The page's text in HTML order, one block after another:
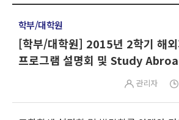
학부/대학원
[학부/대학원] 2015년 2학기 해
프로그램 설명회 및 Study
관리자